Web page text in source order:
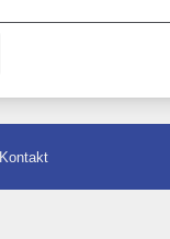
Kontakt